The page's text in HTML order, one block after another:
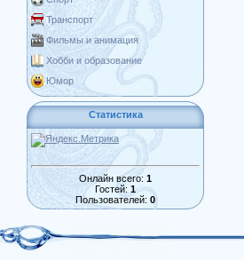
Транспорт
Фильмы и анимация
Хобби и образование
Юмор
Статистика
Онлайн всего: 1
Гостей: 1
Пользователей: 0